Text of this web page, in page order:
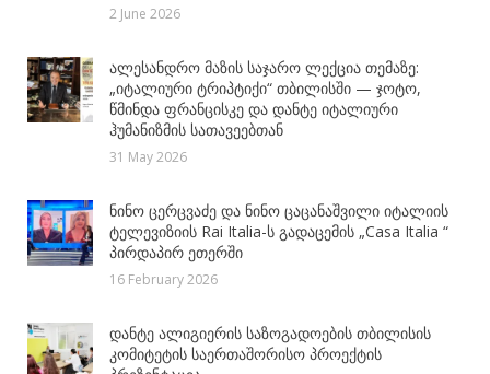
2 June 2026
ალესანდრო მაზის საჯარო ლექცია თემაზე:
„იტალიური ტრიპტიქი“ თბილისში — ჯოტო,
წმინდა ფრანცისკე და დანტე იტალიური
ჰუმანიზმის სათავეებთან
31 May 2026
ნინო ცერცვაძე და ნინო ცაცანაშვილი იტალიის
ტელევიზიის Rai Italia-ს გადაცემის „Casa Italia “
პირდაპირ ეთერში
16 February 2026
დანტე ალიგიერის საზოგადოების თბილისის
კომიტეტის საერთაშორისო პროექტის